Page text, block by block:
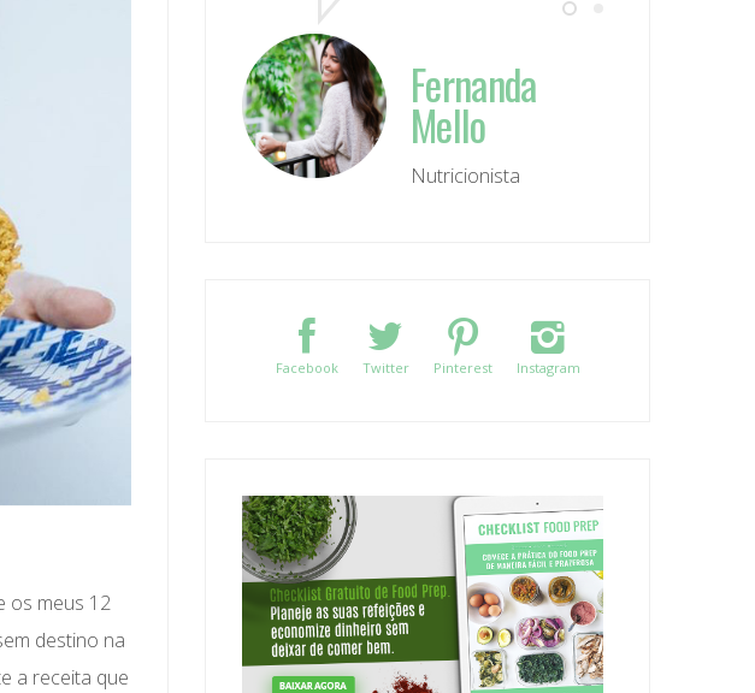
os meus 12
destino na
a receita que
Fernanda
Mello
Nutricionista
Facebook Twitter Pinterest Instagram